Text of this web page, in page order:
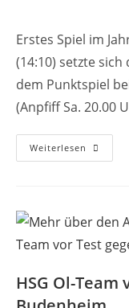
Erstes Spiel im
(14:10) setzte
dem Punktspiel
(Anpfiff Sa. 20.00
Weiterlesen HSG
Ol-
HSG Ol-Team